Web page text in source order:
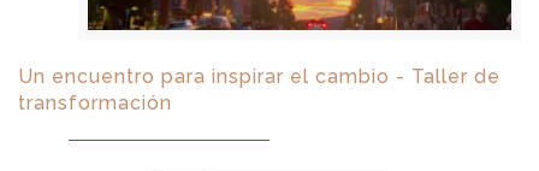
Un encuentro para inspirar el cambio - Taller de
transformación